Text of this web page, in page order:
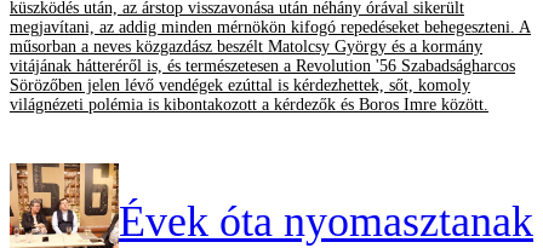
küszködés után, az árstop visszavonása után néhány órával sikerült
megjavítani, az addig minden mérnökön kifogó repedéseket behegeszteni. A
műsorban a neves közgazdász beszélt Matolcsy György és a kormány
vitájának hátteréről is, és természetesen a Revolution '56 Szabadságharcos
Sörözőben jelen lévő vendégek ezúttal is kérdezhettek, sőt, komoly
világnézeti polémia is kibontakozott a kérdezők és Boros Imre között.
Évek óta nyomasztanak